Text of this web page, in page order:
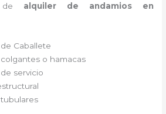
de alquiler de andamios en
Caballete
o hamacas
servicio